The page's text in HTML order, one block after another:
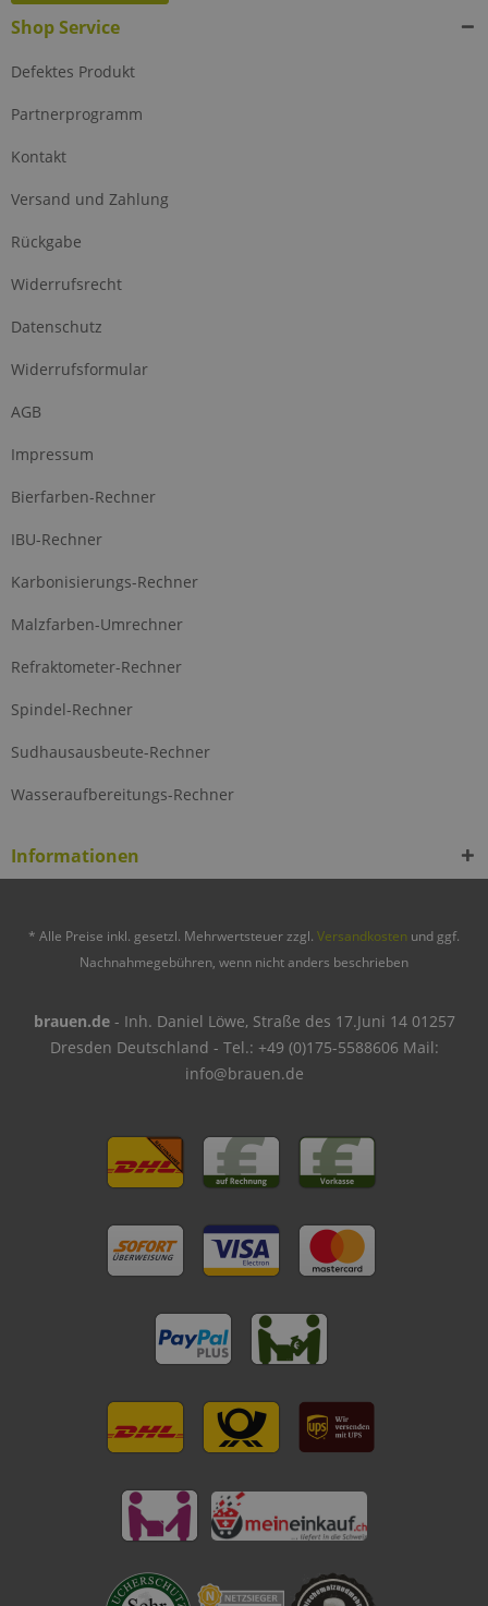
Shop Service
Defektes Produkt
Partnerprogramm
Kontakt
Versand und Zahlung
Rückgabe
Widerrufsrecht
Datenschutz
Widerrufsformular
AGB
Impressum
Bierfarben-Rechner
IBU-Rechner
Karbonisierungs-Rechner
Malzfarben-Umrechner
Refraktometer-Rechner
Spindel-Rechner
Sudhausausbeute-Rechner
Wasseraufbereitungs-Rechner
Informationen
* Alle Preise inkl. gesetzl. Mehrwertsteuer zzgl. Versandkosten und ggf.
Nachnahmegebühren, wenn nicht anders beschrieben
brauen.de- Inh. Daniel Löwe, Straße des 17.Juni 14 01257
Dresden Deutschland - Tel.: +49 (0)175-5588606 Mail:
info@brauen.de